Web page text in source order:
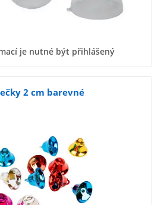
je nutné být přihlášený
2 cm barevné